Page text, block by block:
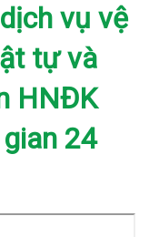
vụ vệ
tự và
HNĐK
24